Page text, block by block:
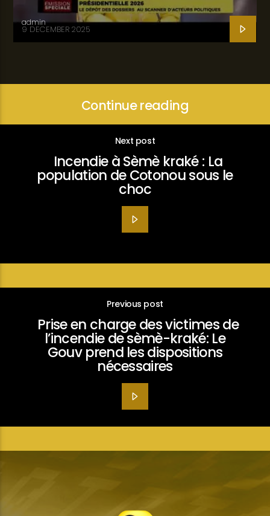
admin
9 DECEMBER 2025
Continue reading
Next post
Incendie à Sèmè kraké : La
population de Cotonou sous le
choc
Previous post
Prise en charge des victimes de
l’incendie de sèmè-kraké: Le
Gouv prend les dispositions
nécessaires